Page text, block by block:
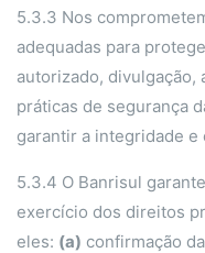
5.3.3 Nos
adequadas para
autorizado, divulgação,
práticas de segurança
garantir a integridade
5.3.4 O Banrisul
exercício dos direitos
eles: (a) confirmação